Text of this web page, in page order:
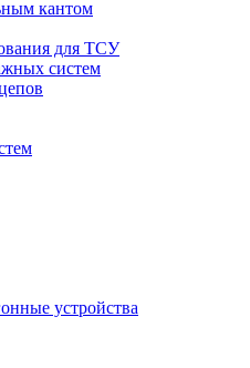
кантом
для ТСУ
систем
устройства